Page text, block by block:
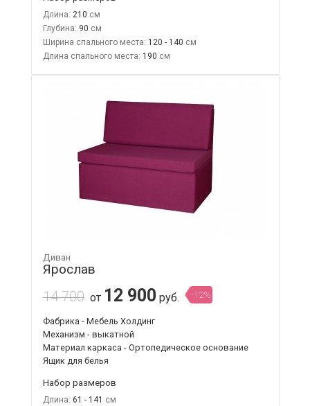
Длина: 210
Глубина: 90
Ширина спального места: 120 - 140
Длина спального места: 190
Диван
Ярослав
14 700 от 12 900 руб. -12%
Фабрика - Мебель Холдинг
Механизм - выкатной
Материал каркаса - Ортопедическое основание
Ящик для белья
Набор размеров
Длина: 61 - 141